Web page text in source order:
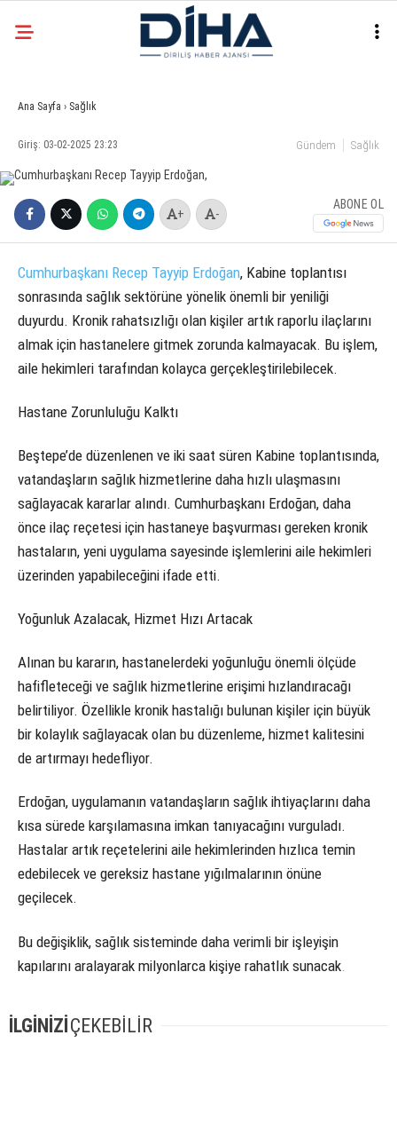
Instagram
26.2°
ANKARA
EKONOMI
SIYASET
DÜNYA
TEKNOLOJI
Ana Sayfa › Sağlık
Giriş: 03-02-2025 23:23 Gündem Sağlık
+ -
ABONE OL
Cumhurbaşkanı Recep Tayyip Erdoğan, Kabine toplantısı
sonrasında sağlık sektörüne yönelik önemli bir yeniliği
duyurdu. Kronik rahatsızlığı olan kişiler artık raporlu ilaçlarını
almak için hastanelere gitmek zorunda kalmayacak. Bu işlem,
aile hekimleri tarafından kolayca gerçekleştirilebilecek.
Hastane Zorunluluğu Kalktı
Beştepe’de düzenlenen ve iki saat süren Kabine toplantısında,
vatandaşların sağlık hizmetlerine daha hızlı ulaşmasını
sağlayacak kararlar alındı. Cumhurbaşkanı Erdoğan, daha
önce ilaç reçetesi için hastaneye başvurması gereken kronik
hastaların, yeni uygulama sayesinde işlemlerini aile hekimleri
üzerinden yapabileceğini ifade etti.
Yoğunluk Azalacak, Hizmet Hızı Artacak
Alınan bu kararın, hastanelerdeki yoğunluğu önemli ölçüde
hafifleteceği ve sağlık hizmetlerine erişimi hızlandıracağı
belirtiliyor. Özellikle kronik hastalığı bulunan kişiler için büyük
bir kolaylık sağlayacak olan bu düzenleme, hizmet kalitesini
de artırmayı hedefliyor.
Erdoğan, uygulamanın vatandaşların sağlık ihtiyaçlarını daha
kısa sürede karşılamasına imkan tanıyacağını vurguladı.
Hastalar artık reçetelerini aile hekimlerinden hızlıca temin
edebilecek ve gereksiz hastane yığılmalarının önüne
geçilecek.
Bu değişiklik, sağlık sisteminde daha verimli bir işleyişin
kapılarını aralayarak milyonlarca kişiye rahatlık sunacak.
İLGİNİZİÇEKEBİLİR